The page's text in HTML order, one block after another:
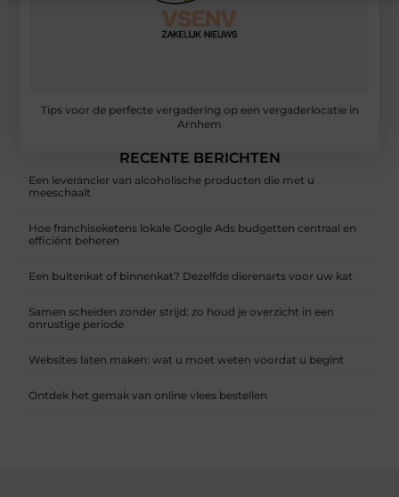
Tips voor de perfecte vergadering op een vergaderlocatie in
Arnhem
RECENTE BERICHTEN
Een leverancier van alcoholische producten die met u
meeschaalt
Hoe franchiseketens lokale Google Ads budgetten centraal en
efficiënt beheren
Een buitenkat of binnenkat? Dezelfde dierenarts voor uw kat
Samen scheiden zonder strijd: zo houd je overzicht in een
onrustige periode
Websites laten maken: wat u moet weten voordat u begint
Ontdek het gemak van online vlees bestellen